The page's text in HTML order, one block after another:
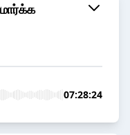
07:28:24